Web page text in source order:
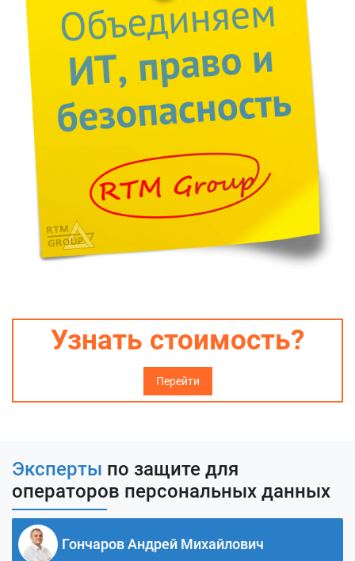
Узнать стоимость?
Перейти
Эксперты по защите для
операторов персональных данных
Гончаров Андрей Михайлович